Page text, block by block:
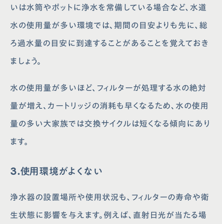
いは水筒やポットに浄水を常備している場合など、水道
水の使用量が多い環境では、期間の目安よりも先に、総
ろ過水量の目安に到達することがあることを覚えておき
ましょう。
水の使用量が多いほど、フィルターが処理する水の絶対
量が増え、カートリッジの消耗も早くなるため、水の使用
量の多い大家族では交換サイクルは短くなる傾向にあり
ます。
3.使用環境がよくない
浄水器の設置場所や使用状況も、フィルターの寿命や衛
生状態に影響を与えます。例えば、直射日光が当たる場